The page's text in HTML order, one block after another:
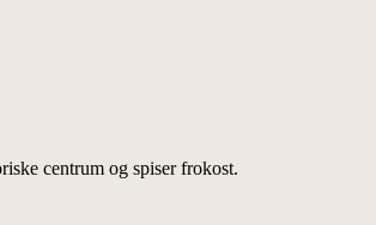
centrum og spiser frokost.